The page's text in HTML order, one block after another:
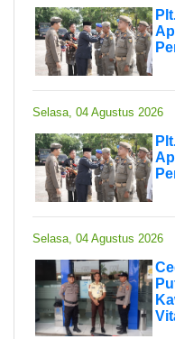
Selasa, 04 Agustus 2026
Selasa, 04 Agustus 2026